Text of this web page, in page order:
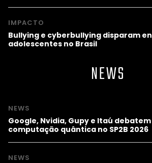
IMPACTO
Bullying e cyberbullying disparam
adolescentes no Brasil
NEWS
NEWS
Google, Nvidia, Gupy e Itaú
computação quântica no SP2B 2026
NEWS